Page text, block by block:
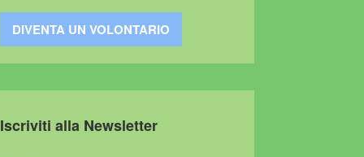
DIVENTA UN VOLONTARIO
Iscriviti alla Newsletter